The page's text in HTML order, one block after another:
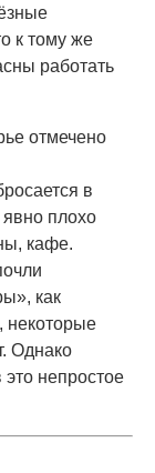
к тому же
работать
отмечено
в
плохо
кафе.
как
некоторые
Однако
это непростое